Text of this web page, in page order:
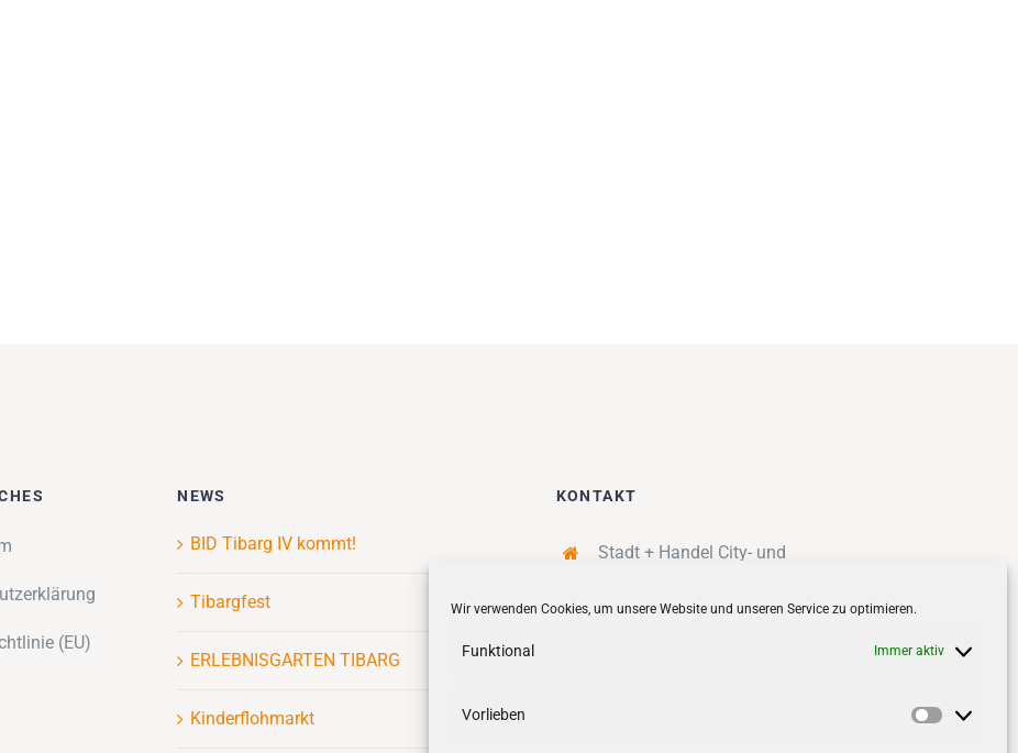
Wir verwenden Cookies, um unsere Website und unseren Service zu optimieren.
Funktional Immer aktiv
Vorlieben
(EU)
NEWS
BID Tibarg IV kommt!
Tibargfest
ERLEBNISGARTEN TIBARG
Kinderflohmarkt
KONTAKT
Stadt + Handel City- und
Quartiersmanagement